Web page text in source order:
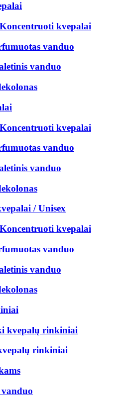
kvepalai
vanduo
vanduo
kvepalai
vanduo
vanduo
/ Unisex
kvepalai
vanduo
vanduo
kvepalų rinkiniai
rinkiniai